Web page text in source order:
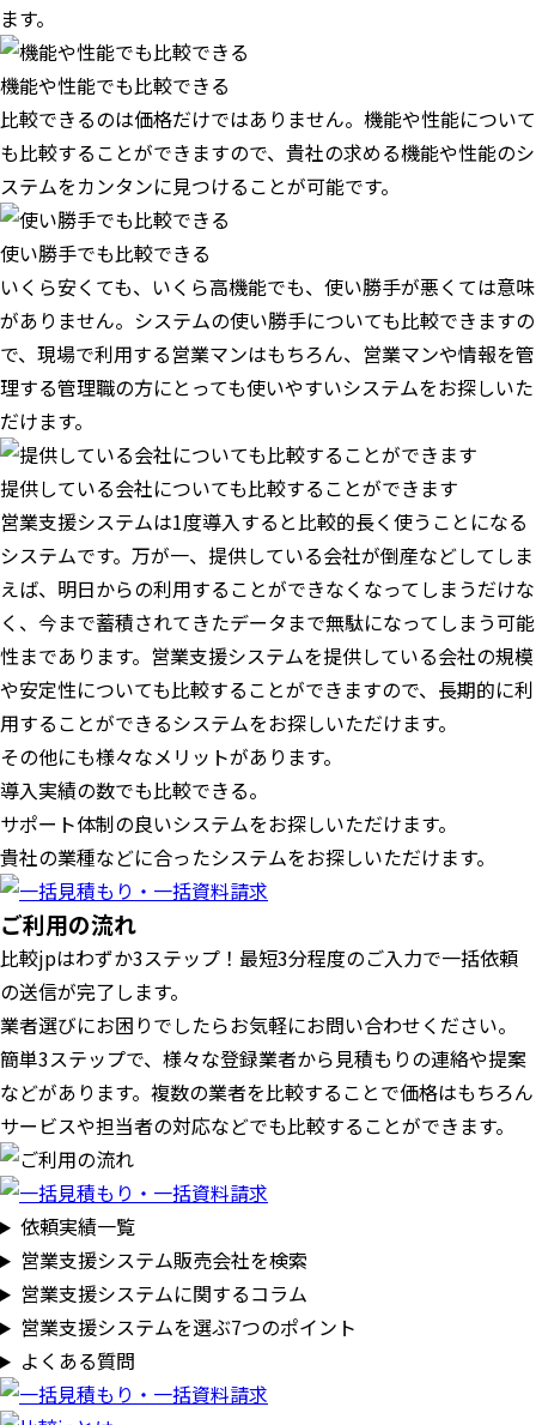
ます。
機能や性能でも比較できる
比較できるのは価格だけではありません。機能や性能について
も比較することができますので、貴社の求める機能や性能のシ
ステムをカンタンに見つけることが可能です。
使い勝手でも比較できる
いくら安くても、いくら高機能でも、使い勝手が悪くては意味
がありません。システムの使い勝手についても比較できますの
で、現場で利用する営業マンはもちろん、営業マンや情報を管
理する管理職の方にとっても使いやすいシステムをお探しいた
だけます。
提供している会社についても比較することができます
営業支援システムは1度導入すると比較的長く使うことになる
システムです。万が一、提供している会社が倒産などしてしま
えば、明日からの利用することができなくなってしまうだけな
く、今まで蓄積されてきたデータまで無駄になってしまう可能
性まであります。営業支援システムを提供している会社の規模
や安定性についても比較することができますので、長期的に利
用することができるシステムをお探しいただけます。
その他にも様々なメリットがあります。
導入実績の数でも比較できる。
サポート体制の良いシステムをお探しいただけます。
貴社の業種などに合ったシステムをお探しいただけます。
ご利用の流れ
比較jpはわずか3ステップ！最短3分程度のご入力で一括依頼
の送信が完了します。
業者選びにお困りでしたらお気軽にお問い合わせください。
簡単3ステップで、様々な登録業者から見積もりの連絡や提案
などがあります。複数の業者を比較することで価格はもちろん
サービスや担当者の対応などでも比較することができます。
依頼実績一覧
営業支援システム販売会社を検索
営業支援システムに関するコラム
営業支援システムを選ぶ7つのポイント
よくある質問